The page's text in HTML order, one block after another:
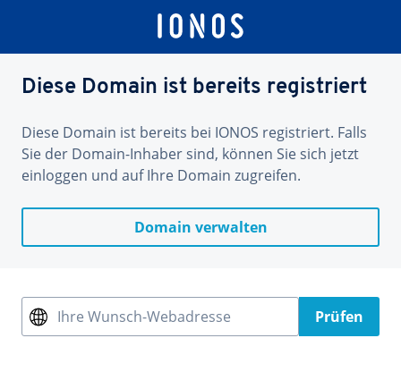
Diese Domain ist bereits registriert
Diese Domain ist bereits bei IONOS registriert. Falls
Sie der Domain-Inhaber sind, können Sie sich jetzt
einloggen und auf Ihre Domain zugreifen.
Domain verwalten
Ihre Wunsch-Webadresse Prüfen